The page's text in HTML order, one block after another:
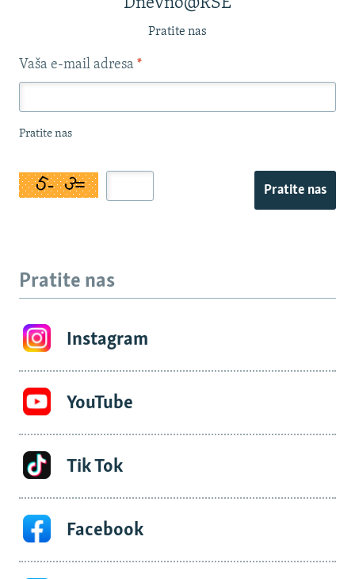
Pratite nas
Vaša e-mail adresa *
Pratite nas
Pratite nas
Pratite nas
Instagram
YouTube
Tik Tok
Facebook